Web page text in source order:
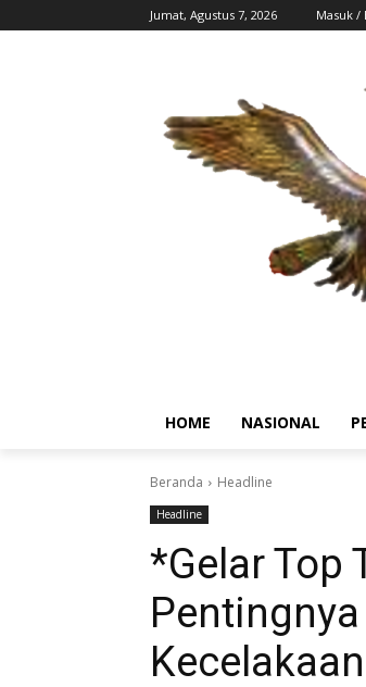
Jumat, Agustus 7, 2026 Masuk /
HOME NASIONAL
Beranda Headline
Headline
*Gelar Top